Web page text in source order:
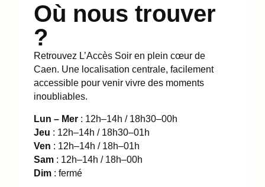
Où nous trouver
?
Retrouvez L’Accès Soir en plein cœur de
Caen. Une localisation centrale, facilement
accessible pour venir vivre des moments
inoubliables.
Lun – Mer : 12h–14h / 18h30–00h
Jeu : 12h–14h / 18h30–01h
Ven : 12h–14h / 18h–01h
Sam : 12h–14h / 18h–00h
Dim : fermé